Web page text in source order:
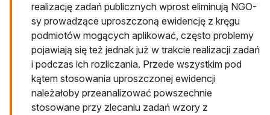
realizację zadań publicznych wprost eliminują NGO-
sy prowadzące uproszczoną ewidencję z kręgu
podmiotów mogących aplikować, często problemy
pojawiają się też jednak już w trakcie realizacji zadań
i podczas ich rozliczania. Przede wszystkim pod
kątem stosowania uproszczonej ewidencji
należałoby przeanalizować powszechnie
stosowane przy zlecaniu zadań wzory z